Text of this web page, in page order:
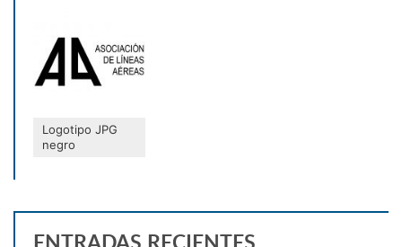
Logotipo JPG
negro